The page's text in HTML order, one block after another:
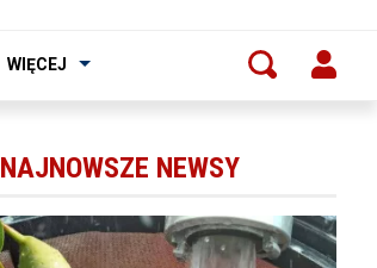
WIĘCEJ
NAJNOWSZE NEWSY